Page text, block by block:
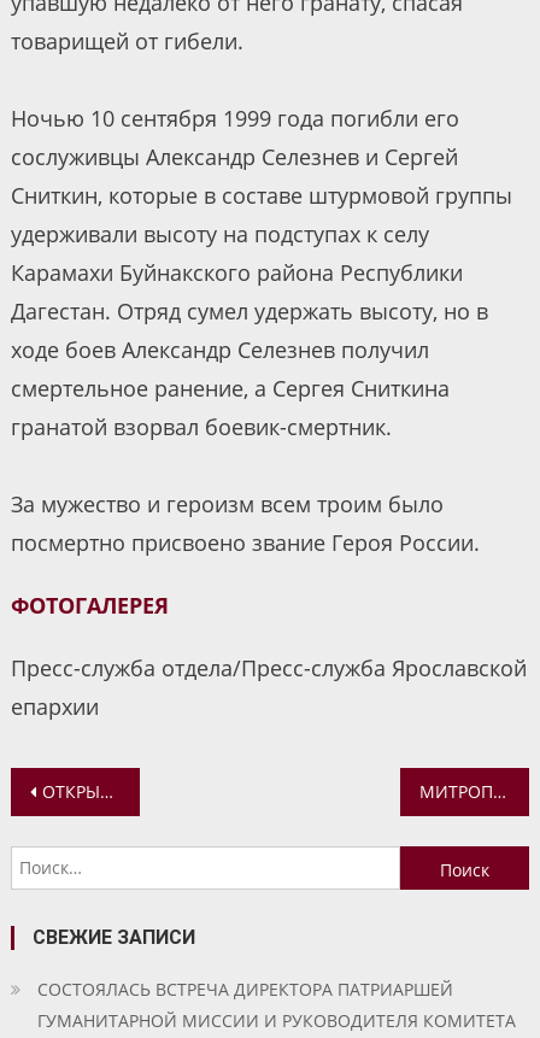
товарищей от гибели.
Ночью 10 сентября 1999 года погибли его
сослуживцы Александр Селезнев и Сергей
Сниткин, которые в составе штурмовой группы
удерживали высоту на подступах к селу
Карамахи Буйнакского района Республики
Дагестан. Отряд сумел удержать высоту, но в
ходе боев Александр Селезнев получил
смертельное ранение, а Сергея Сниткина
гранатой взорвал боевик-смертник.
За мужество и героизм всем троим было
посмертно присвоено звание Героя России.
ФОТОГАЛЕРЕЯ
Пресс-служба отдела/Пресс-служба Ярославской
епархии
Навигация
по
записям
ОТКРЫТИЕ СОЦИАЛЬНО-ПРОСВЕТИТЕЛЬСКОГО ЦЕНТРА ПРИ КАЗАНСКОМ ЖЕНСКОМ МОНАСТЫРЕ МИТРОПОЛИТ ВАДИМ СОВЕРШИЛ МОЛЕБЕН В ХРАМЕ ИОАННА ПРЕДТЕЧИ
Найти:
СВЕЖИЕ ЗАПИСИ
СОСТОЯЛАСЬ ВСТРЕЧА ДИРЕКТОРА ПАТРИАРШЕЙ
ГУМАНИТАРНОЙ МИССИИ И РУКОВОДИТЕЛЯ КОМИТЕТА